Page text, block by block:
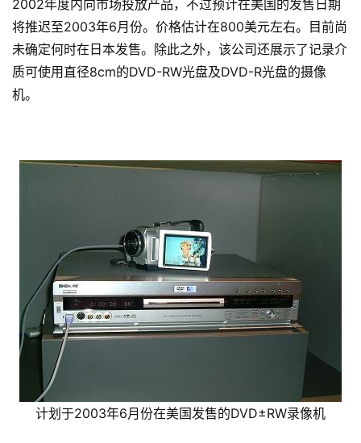
2002年度内向市场投放产品，不过预计在美国的发售日期
将推迟至2003年6月份。价格估计在800美元左右。目前尚
未确定何时在日本发售。除此之外，该公司还展示了记录介
质可使用直径8cm的DVD-RW光盘及DVD-R光盘的摄像
机。
计划于2003年6月份在美国发售的DVD±RW录像机